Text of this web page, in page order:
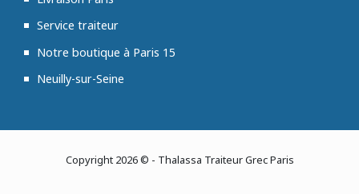
Service traiteur
Notre boutique à Paris 15
Neuilly-sur-Seine
Copyright 2026 © - Thalassa Traiteur Grec Paris